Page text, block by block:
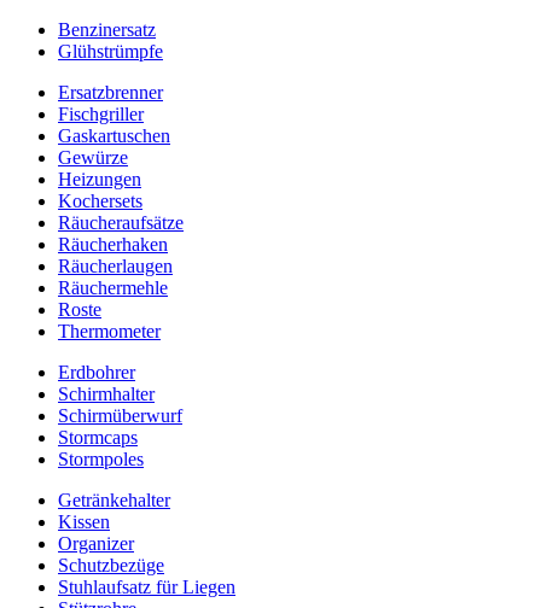
Benzinersatz
Glühstrümpfe
Ersatzbrenner
Fischgriller
Gaskartuschen
Gewürze
Heizungen
Kochersets
Räucheraufsätze
Räucherhaken
Räucherlaugen
Räuchermehle
Roste
Thermometer
Erdbohrer
Schirmhalter
Schirmüberwurf
Stormcaps
Stormpoles
Getränkehalter
Kissen
Organizer
Schutzbezüge
Stuhlaufsatz für Liegen